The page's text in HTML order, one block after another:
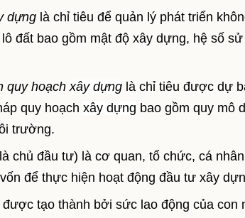
dựng là chỉ tiêu để quản lý phát triển
đất bao gồm mật độ xây dựng, hệ số
quy hoạchxây dựng là chỉ tiêu được dự
quy hoạch xây dựng bao gồm quy mô
trường.
chủ đầu tư) là cơ quan, tổ chức, cá
để thực hiện hoạt động đầu tư xây
được tạo thành bởi sức lao động của